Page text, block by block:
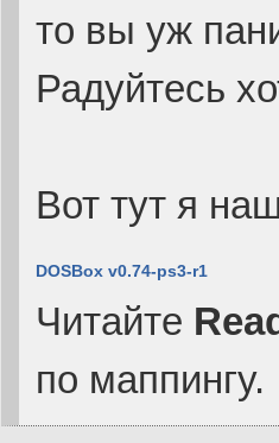
то вы уж
Радуйтесь
Вот тут я
DOSBox v0.74-ps3-r1
Читайте
по маппингу.